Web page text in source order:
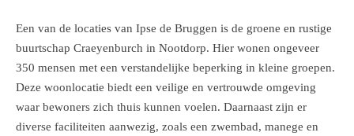
Een van de locaties van Ipse de Bruggen is de groene en rustige
buurtschap Craeyenburch in Nootdorp. Hier wonen ongeveer
350 mensen met een verstandelijke beperking in kleine groepen.
Deze woonlocatie biedt een veilige en vertrouwde omgeving
waar bewoners zich thuis kunnen voelen. Daarnaast zijn er
diverse faciliteiten aanwezig, zoals een zwembad, manege en